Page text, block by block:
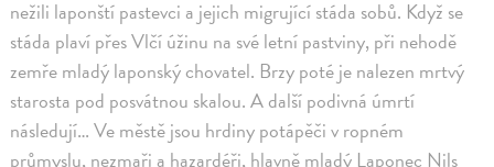
nežili laponští pastevci a jejich migrující stáda sobů. Když se
stáda plaví přes Vlčí úžinu na své letní pastviny, při nehodě
zemře mladý laponský chovatel. Brzy poté je nalezen mrtvý
starosta pod posvátnou skalou. A další podivná úmrtí
následují… Ve městě jsou hrdiny potápěči v ropném
průmyslu, nezmaři a hazardéři, hlavně mladý Laponec Nils